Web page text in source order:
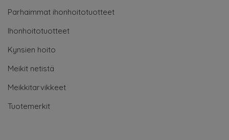
Parhaimmat ihonhoitotuotteet
Ihonhoitotuotteet
Kynsien hoito
Meikit netistä
Meikkitarvikkeet
Tuotemerkit